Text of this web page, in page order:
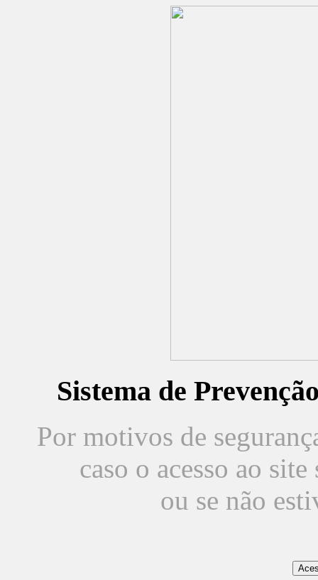
Sistema de
Por motivos de
caso o acesso ao
ou se não